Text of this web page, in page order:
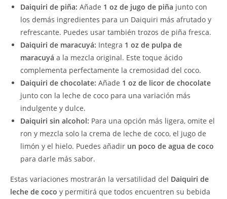
Daiquiri de piña: Añade 1 oz de jugo de piña junto con
los demás ingredientes para un Daiquiri más afrutado y
refrescante. Puedes usar también trozos de piña fresca.
Daiquiri de maracuyá: Integra 1 oz de pulpa de
maracuyá a la mezcla original. Este toque ácido
complementa perfectamente la cremosidad del coco.
Daiquiri de chocolate: Añade 1 oz de licor de chocolate
junto con la leche de coco para una variación más
indulgente y dulce.
Daiquiri sin alcohol: Para una opción más ligera, omite el
ron y mezcla solo la crema de leche de coco, el jugo de
limón y el hielo. Puedes añadir un poco de agua de coco
para darle más sabor.
Estas variaciones mostrarán la versatilidad del Daiquiri de
leche de coco y permitirá que todos encuentren su bebida